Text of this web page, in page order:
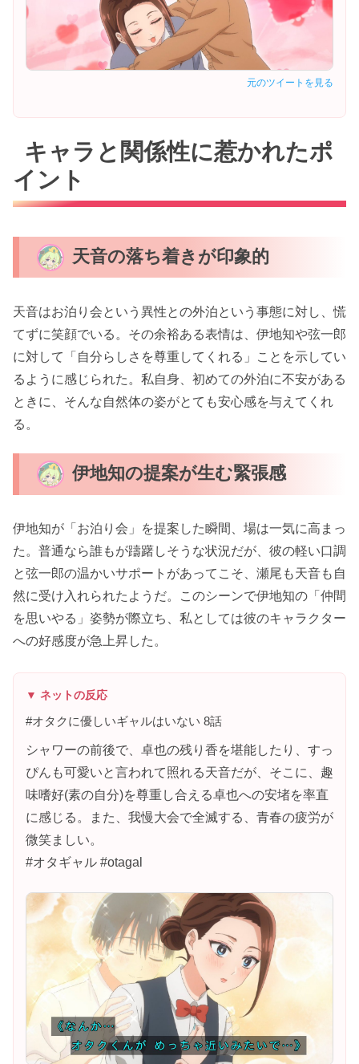
元のツイートを見る
キャラと関係性に惹かれたポ
イント
天音の落ち着きが印象的
天音はお泊り会という異性との外泊という事態に対し、慌
てずに笑顔でいる。その余裕ある表情は、伊地知や弦一郎
に対して「自分らしさを尊重してくれる」ことを示してい
るように感じられた。私自身、初めての外泊に不安がある
ときに、そんな自然体の姿がとても安心感を与えてくれ
る。
伊地知の提案が生む緊張感
伊地知が「お泊り会」を提案した瞬間、場は一気に高まっ
た。普通なら誰もが躊躇しそうな状況だが、彼の軽い口調
と弦一郎の温かいサポートがあってこそ、瀬尾も天音も自
然に受け入れられたようだ。このシーンで伊地知の「仲間
を思いやる」姿勢が際立ち、私としては彼のキャラクター
への好感度が急上昇した。
▼ ネットの反応
#オタクに優しいギャルはいない 8話
シャワーの前後で、卓也の残り香を堪能したり、すっ
ぴんも可愛いと言われて照れる天音だが、そこに、趣
味嗜好(素の自分)を尊重し合える卓也への安堵を率直
に感じる。また、我慢大会で全滅する、青春の疲労が
微笑ましい。
#オタギャル #otagal